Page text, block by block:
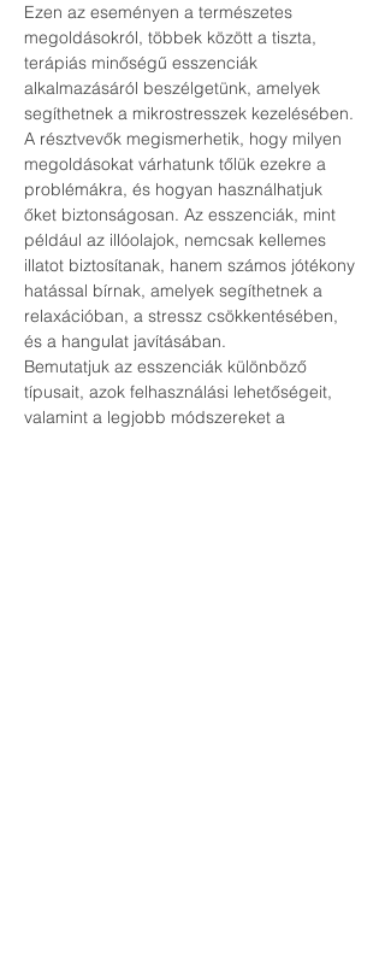
Ezen az eseményen a természetes
megoldásokról, többek között a tiszta,
terápiás minőségű esszenciák
alkalmazásáról beszélgetünk, amelyek
segíthetnek a mikrostresszek kezelésében.
A résztvevők megismerhetik, hogy milyen
megoldásokat várhatunk tőlük ezekre a
problémákra, és hogyan használhatjuk
őket biztonságosan. Az esszenciák, mint
például az illóolajok, nemcsak kellemes
illatot biztosítanak, hanem számos jótékony
hatással bírnak, amelyek segíthetnek a
relaxációban, a stressz csökkentésében,
és a hangulat javításában.
Bemutatjuk az esszenciák különböző
típusait, azok felhasználási lehetőségeit,
valamint a legjobb módszereket a